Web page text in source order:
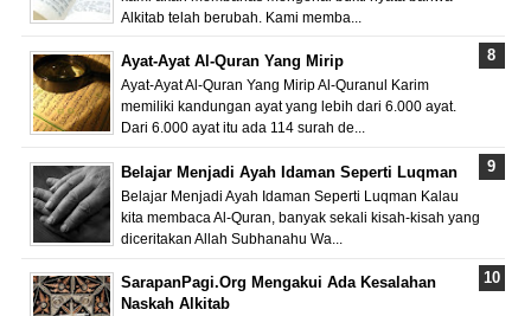
Alkitab telah berubah. Kami memba...
Ayat-Ayat Al-Quran Yang Mirip
Ayat-Ayat Al-Quran Yang Mirip Al-Quranul Karim
memiliki kandungan ayat yang lebih dari 6.000 ayat.
Dari 6.000 ayat itu ada 114 surah de...
Belajar Menjadi Ayah Idaman Seperti Luqman
Belajar Menjadi Ayah Idaman Seperti Luqman Kalau
kita membaca Al-Quran, banyak sekali kisah-kisah yang
diceritakan Allah Subhanahu Wa...
SarapanPagi.Org Mengakui Ada Kesalahan
Naskah Alkitab